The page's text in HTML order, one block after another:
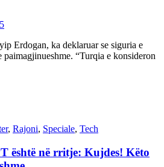
Erdogan, ka deklaruar se siguria e
paimagjinueshme. “Turqia e konsideron
, Rajoni, Speciale, Tech
është në rritje: Kujdes! Këto